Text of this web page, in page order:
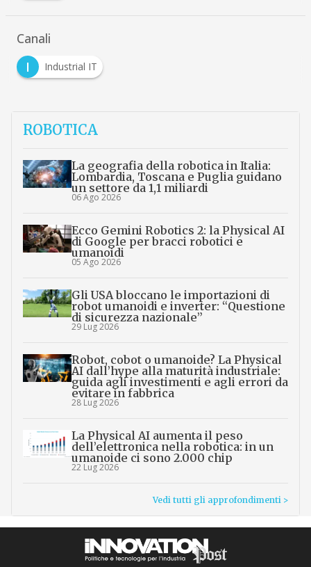
Canali
I
Industrial IT
ROBOTICA
La geografia della robotica in Italia:
Lombardia, Toscana e Puglia guidano
un settore da 1,1 miliardi
06 Ago 2026
Ecco Gemini Robotics 2: la Physical AI
di Google per bracci robotici e
umanoidi
05 Ago 2026
Gli USA bloccano le importazioni di
robot umanoidi e inverter: “Questione
di sicurezza nazionale”
29 Lug 2026
Robot, cobot o umanoide? La Physical
AI dall’hype alla maturità industriale:
guida agli investimenti e agli errori da
evitare in fabbrica
28 Lug 2026
La Physical AI aumenta il peso
dell’elettronica nella robotica: in un
umanoide ci sono 2.000 chip
22 Lug 2026
Vedi tutti gli approfondimenti >